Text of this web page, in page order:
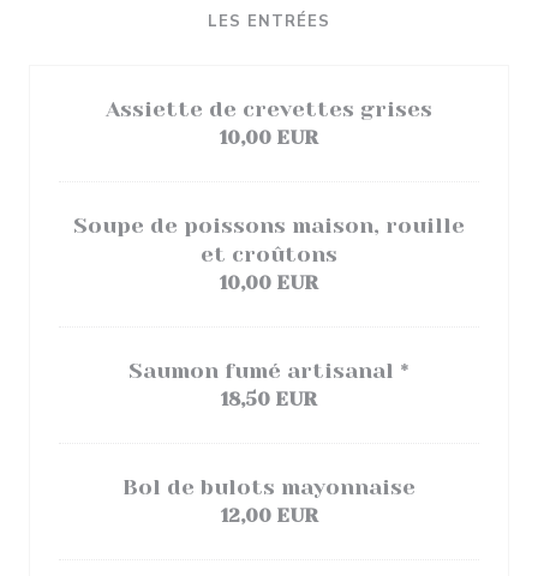
LES ENTRÉES
Assiette de crevettes grises
10,00 EUR
Soupe de poissons maison, rouille
et croûtons
10,00 EUR
Saumon fumé artisanal *
18,50 EUR
Bol de bulots mayonnaise
12,00 EUR